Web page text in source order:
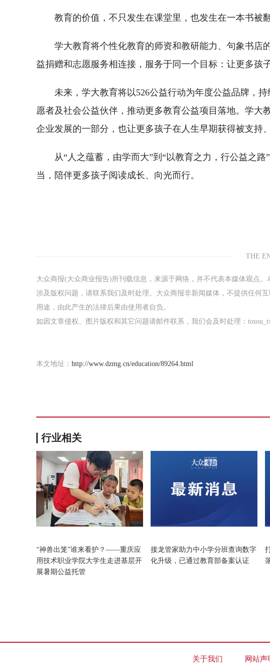
教育的价值，不只发生在课堂里，也发生在一本书被
学大教育将个性化教育的师资和教研能力、句象书店
益捐赠和志愿服务相连接，服务于同一个目标：让更多孩
未来，学大教育将以526公益行动为年度公益品牌，
愿者及社会公益伙伴，推动更多教育公益项目落地。学大
企业发展的一部分，也让更多孩子在人生早期获得被支持
从“人之蕴蓄，由学而大”到“以教育之力，行公益之
当，陪伴更多孩子阅读成长、向光而行。
THE
大众商报(大众商业报告)所刊载信息，来源于网络，并不代表本媒体观点
涉及版权问题，请联系我们及时处理。大众商报非新闻媒体，不提供任何
用途，由此产生的法律后果由使用者自负。
如因文章侵权、图片版权和其它问题请邮件联系，我们会及时处理：
本文地址： http://www.dzmg.cn/education/89264.html
行业相关
“神兽出笼”谁来看护？——重庆应
用技术职业学院大学生走进基层开
展暑期公益托管
接龙管家助力中小学分班查询数字
化升级，已通过教育部备案认证
关于我们 网站声